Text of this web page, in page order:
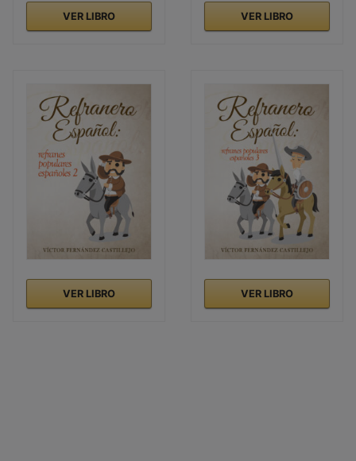
VER LIBRO VER LIBRO
VER LIBRO VER LIBRO